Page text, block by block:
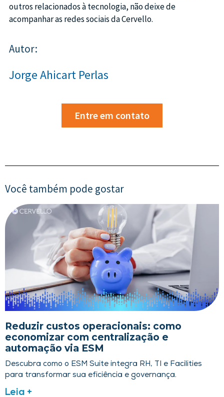
outros relacionados à tecnologia, não deixe de
acompanhar as redes sociais da Cervello.
Autor:
Jorge Ahicart Perlas
Entre em contato
Você também pode gostar
Reduzir custos operacionais: como
economizar com centralização e
automação via ESM
Descubra como o ESM Suite integra RH, TI e Facilities
para transformar sua eficiência e governança.
Leia +